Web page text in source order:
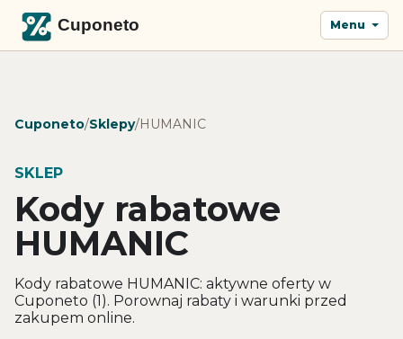
Menu
Cuponeto/Sklepy/HUMANIC
SKLEP
Kody rabatowe
HUMANIC
Kody rabatowe HUMANIC: aktywne oferty w
Cuponeto (1). Porownaj rabaty i warunki przed
zakupem online.